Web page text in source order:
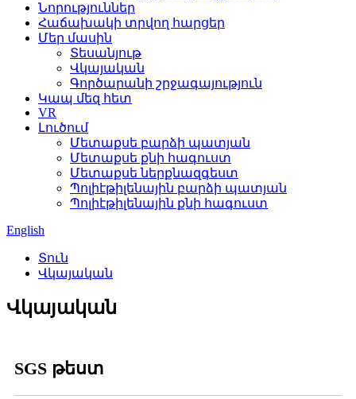
Նորություններ
Հաճախակի տրվող հարցեր
Մեր մասին
Տեսանյութ
Վկայական
Գործարանի շրջագայություն
Կապ մեզ հետ
VR
Լուծում
Մետաքսե բարձի պատյան
Մետաքսե քնի հագուստ
Մետաքսե ներքնազգեստ
Պոլիէթիլենային բարձի պատյան
Պոլիէթիլենային քնի հագուստ
English
Տուն
Վկայական
Վկայական
SGS թեստ